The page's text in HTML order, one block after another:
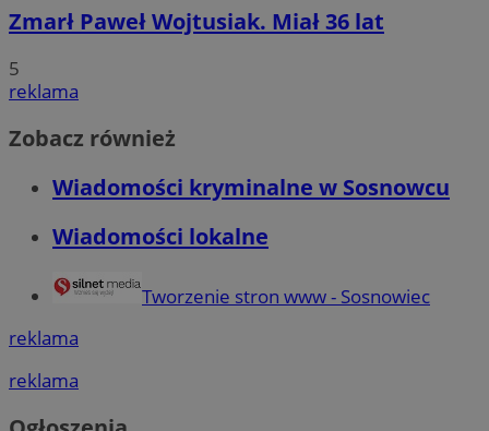
Zmarł Paweł Wojtusiak. Miał 36 lat
5
reklama
Zobacz również
Wiadomości kryminalne w Sosnowcu
Wiadomości lokalne
Tworzenie stron www - Sosnowiec
reklama
reklama
euds
Google Privacy Policy